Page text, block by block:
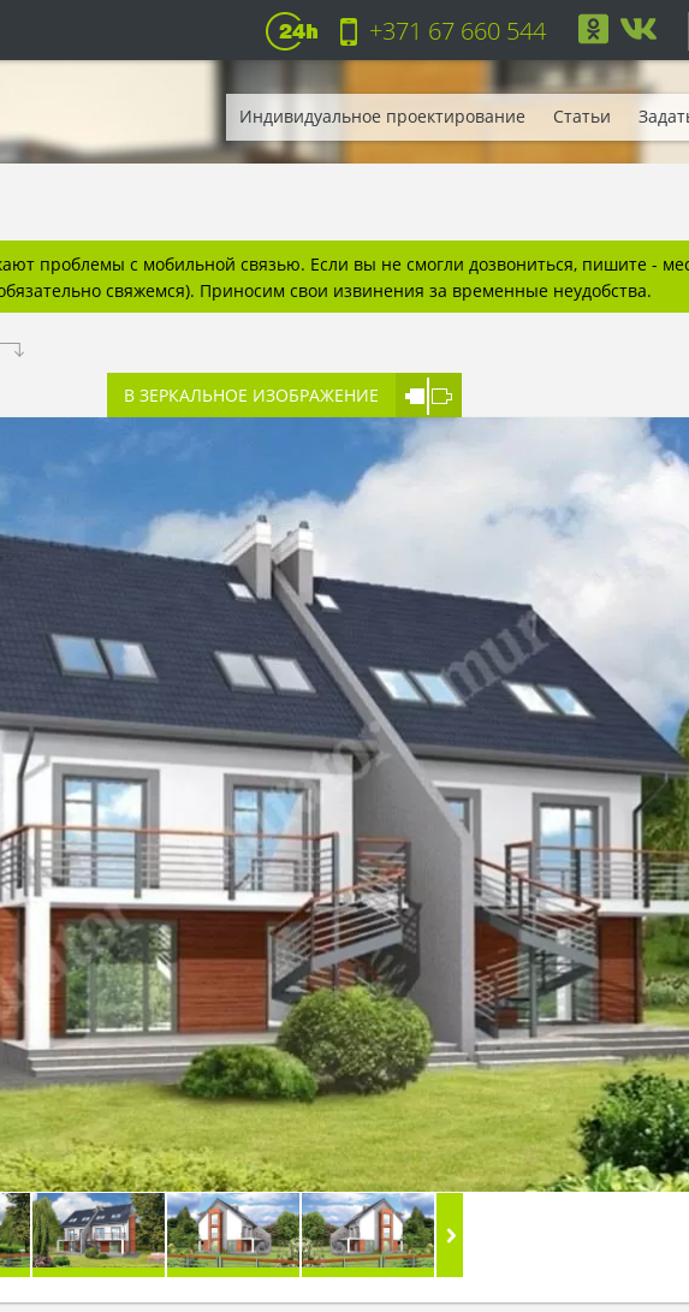
+371 67 660 544
Индивидуальное проектирование Статьи
проблемы с мобильной связью. Если вы не смогли дозвониться, пишите -
свяжемся). Приносим свои извинения за временные неудобства.
.
В ЗЕРКАЛЬНОЕ ИЗОБРАЖЕНИЕ